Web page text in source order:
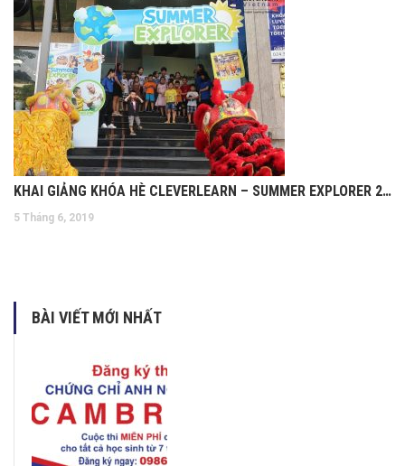
KHAI GIẢNG KHÓA HÈ CLEVERLEARN – SUMMER EXPLORER 2019
5 Tháng 6, 2019
BÀI VIẾT MỚI NHẤT